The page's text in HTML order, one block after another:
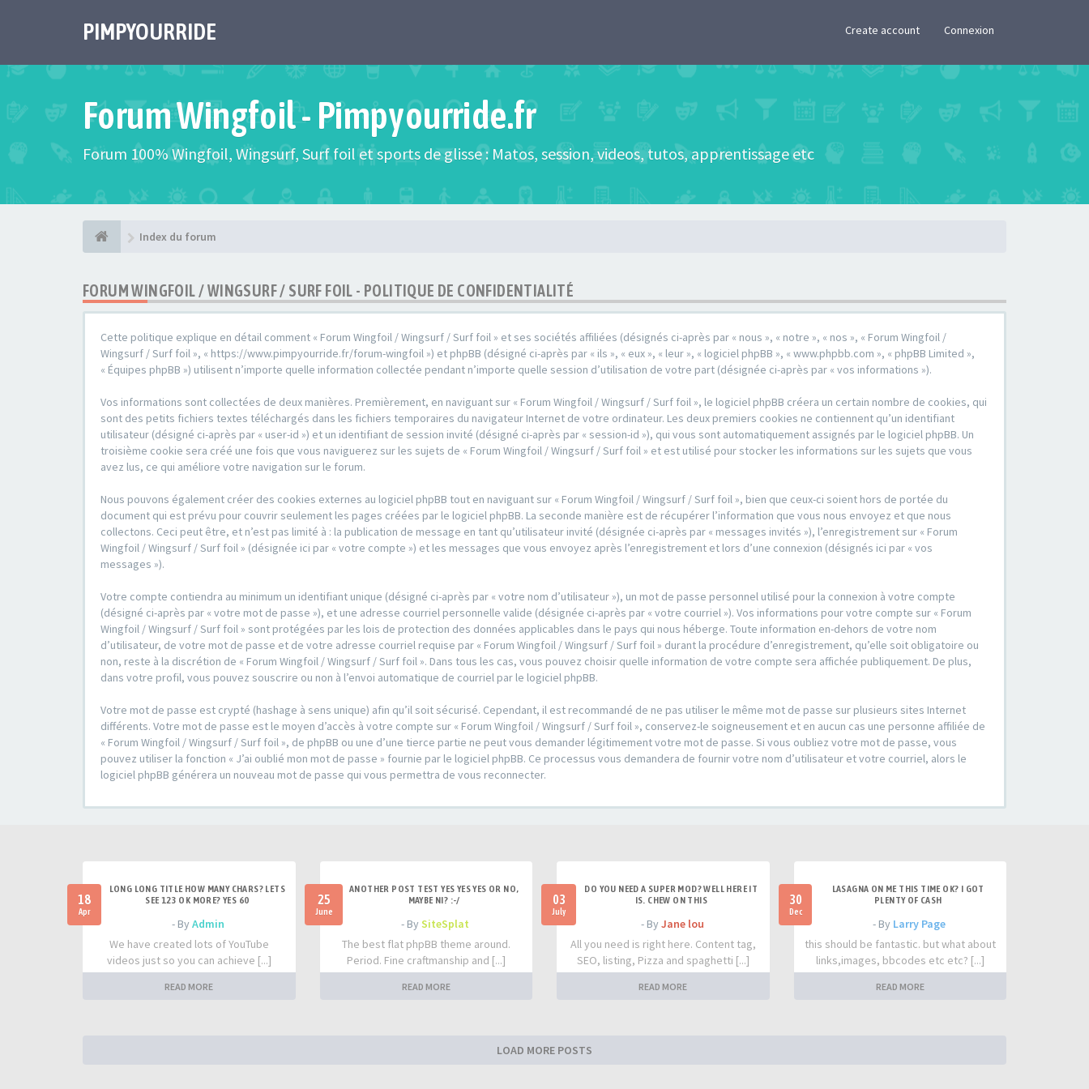
PIMPYOURRIDE Create account Connexion
Forum Wingfoil - Pimpyourride.fr
Forum 100% Wingfoil, Wingsurf, Surf foil et sports de glisse : Matos, session, videos, tutos, apprentissage etc
Index du forum
FORUM WINGFOIL / WINGSURF / SURF FOIL - POLITIQUE DE CONFIDENTIALITÉ
Cette politique explique en détail comment « Forum Wingfoil / Wingsurf / Surf foil » et ses sociétés affiliées (désignés ci-après par « nous », « notre », « nos », « Forum Wingfoil /
Wingsurf / Surf foil », « https://www.pimpyourride.fr/forum-wingfoil ») et phpBB (désigné ci-après par « ils », « eux », « leur », « logiciel phpBB », « www.phpbb.com », « phpBB Limited »,
« Équipes phpBB ») utilisent n’importe quelle information collectée pendant n’importe quelle session d’utilisation de votre part (désignée ci-après par « vos informations »).
Vos informations sont collectées de deux manières. Premièrement, en naviguant sur « Forum Wingfoil / Wingsurf / Surf foil », le logiciel phpBB créera un certain nombre de cookies, qui
sont des petits fichiers textes téléchargés dans les fichiers temporaires du navigateur Internet de votre ordinateur. Les deux premiers cookies ne contiennent qu’un identifiant
utilisateur (désigné ci-après par « user-id ») et un identifiant de session invité (désigné ci-après par « session-id »), qui vous sont automatiquement assignés par le logiciel phpBB. Un
troisième cookie sera créé une fois que vous naviguerez sur les sujets de « Forum Wingfoil / Wingsurf / Surf foil » et est utilisé pour stocker les informations sur les sujets que vous
avez lus, ce qui améliore votre navigation sur le forum.
Nous pouvons également créer des cookies externes au logiciel phpBB tout en naviguant sur « Forum Wingfoil / Wingsurf / Surf foil », bien que ceux-ci soient hors de portée du
document qui est prévu pour couvrir seulement les pages créées par le logiciel phpBB. La seconde manière est de récupérer l’information que vous nous envoyez et que nous
collectons. Ceci peut être, et n’est pas limité à : la publication de message en tant qu’utilisateur invité (désignée ci-après par « messages invités »), l’enregistrement sur « Forum
Wingfoil / Wingsurf / Surf foil » (désignée ici par « votre compte ») et les messages que vous envoyez après l’enregistrement et lors d’une connexion (désignés ici par « vos
messages »).
Votre compte contiendra au minimum un identifiant unique (désigné ci-après par « votre nom d’utilisateur »), un mot de passe personnel utilisé pour la connexion à votre compte
(désigné ci-après par « votre mot de passe »), et une adresse courriel personnelle valide (désignée ci-après par « votre courriel »). Vos informations pour votre compte sur « Forum
Wingfoil / Wingsurf / Surf foil » sont protégées par les lois de protection des données applicables dans le pays qui nous héberge. Toute information en-dehors de votre nom
d’utilisateur, de votre mot de passe et de votre adresse courriel requise par « Forum Wingfoil / Wingsurf / Surf foil » durant la procédure d’enregistrement, qu’elle soit obligatoire ou
non, reste à la discrétion de « Forum Wingfoil / Wingsurf / Surf foil ». Dans tous les cas, vous pouvez choisir quelle information de votre compte sera affichée publiquement. De plus,
dans votre profil, vous pouvez souscrire ou non à l’envoi automatique de courriel par le logiciel phpBB.
Votre mot de passe est crypté (hashage à sens unique) afin qu’il soit sécurisé. Cependant, il est recommandé de ne pas utiliser le même mot de passe sur plusieurs sites Internet
différents. Votre mot de passe est le moyen d’accès à votre compte sur « Forum Wingfoil / Wingsurf / Surf foil », conservez-le soigneusement et en aucun cas une personne affiliée de
« Forum Wingfoil / Wingsurf / Surf foil », de phpBB ou une d’une tierce partie ne peut vous demander légitimement votre mot de passe. Si vous oubliez votre mot de passe, vous
pouvez utiliser la fonction « J’ai oublié mon mot de passe » fournie par le logiciel phpBB. Ce processus vous demandera de fournir votre nom d’utilisateur et votre courriel, alors le
logiciel phpBB générera un nouveau mot de passe qui vous permettra de vous reconnecter.
18
Apr
LONG LONG TITLE HOW MANY CHARS? LETS
SEE 123 OK MORE? YES 60
- ByAdmin
We have created lots of YouTube
videos just so you can achieve [...]
READ MORE
25
June
ANOTHER POST TEST YES YES YES OR NO,
MAYBE NI? :-/
- BySiteSplat
The best flat phpBB theme around.
Period. Fine craftmanship and [...]
READ MORE
03
July
DO YOU NEED A SUPER MOD? WELL HERE IT
IS. CHEW ON THIS
- By Jane lou
All you need is right here. Content tag,
SEO, listing, Pizza and spaghetti [...]
READ MORE
30
Dec
LASAGNA ON ME THIS TIME OK? I GOT
PLENTY OF CASH
- By Larry Page
this should be fantastic. but what about
links,images, bbcodes etc etc? [...]
READ MORE
LOAD MORE POSTS